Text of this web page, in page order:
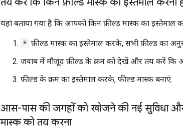
यहां बताया गया है कि आपको किन फ़ील्ड मास्क का इस्तेमाल
* फ़ील्ड मास्क का इस्तेमाल करके, सभी फ़ील्ड का
जवाब में मौजूद फ़ील्ड के क्रम को देखें और तय करें कि
फ़ील्ड के क्रम का इस्तेमाल करके, फ़ील्ड मास्क बनाएं.
आस-पास की जगहों को खोजने की नई सुविधा
मास्क को तय करना